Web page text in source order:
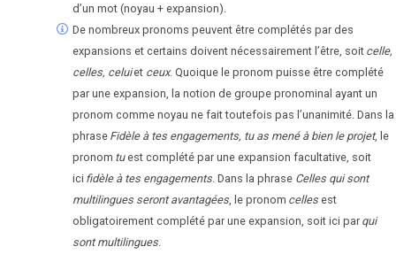
d’un mot (noyau + expansion).
De nombreux pronoms peuvent être complétés par des
expansions et certains doivent nécessairement l’être, soit celle,
celles, celuiet ceux. Quoique le pronom puisse être complété
par une expansion, la notion de groupe pronominal ayant un
pronom comme noyau ne fait toutefois pas l’unanimité. Dans la
phrase Fidèle à tes engagements, tu as mené à bien le projet, le
pronom tuest complété par une expansion facultative, soit
ici fidèle à tes engagements . Dans la phrase Celles qui sont
multilingues seront avantagées, le pronom celles est
obligatoirement complété par une expansion, soit ici par qui
sont multilingues.